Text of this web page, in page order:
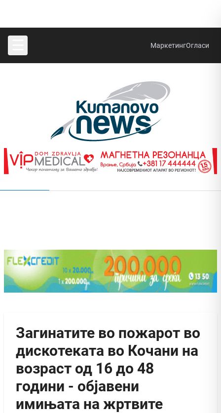
МаркетингОгласи
Загинатите во пожарот во
дискотеката во Кочани на
возраст од 16 до 48
години - објавени
имињата на жртвите